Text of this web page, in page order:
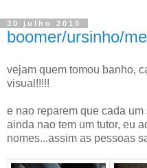
30 julho 2010
boomer/ursinho/
vejam quem tomou banho,
visual!!!!!
e nao reparem que cada
ainda nao tem um tutor, eu
nomes...assim as pessoas